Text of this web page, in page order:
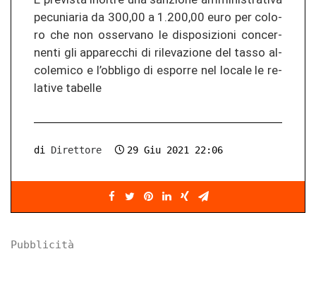
pe­cu­nia­ria da 300,00 a 1.200,00 euro per co­lo­
ro che non os­ser­va­no le dis­po­si­zio­ni con­cer­
nen­ti gli ap­pa­rec­chi di ri­le­va­zio­ne del tasso al­
co­le­mi­co e l’ob­bli­go di es­por­re nel lo­ca­le le re­
la­ti­ve ta­bel­le
di Direttore 29 Giu 2021 22:06
Pubblicità